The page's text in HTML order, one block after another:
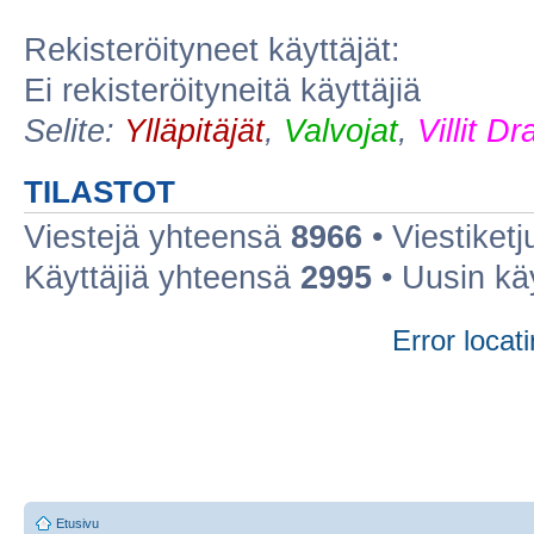
Rekisteröityneet käyttäjät:
Ei rekisteröityneitä käyttäjiä
Selite: Ylläpitäjät, Valvojat, Villit
TILASTOT
Viestejä yhteensä 8966 •
Käyttäjiä yhteensä 2995 • Uusin
Error
Etusivu